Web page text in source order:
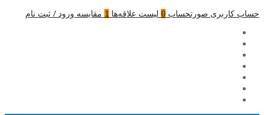
حساب کاربری صورتحساب 0 لیست علاقه‌ها 1 مقایسه ورود / ثبت نام